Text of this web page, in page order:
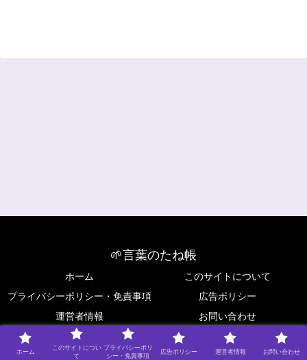
🌱言葉のたね帳
ホーム
このサイトについて
プライバシーポリシー・免責事項
広告ポリシー
運営者情報
お問い合わせ
Copyright © 2025 🌱言葉のたね帳 All Rights Reserved.
ホーム
このサイトについ
て
プライバシーポリ
シー・免責事項
広告ポリシー 運営者情報 お問い合わせ